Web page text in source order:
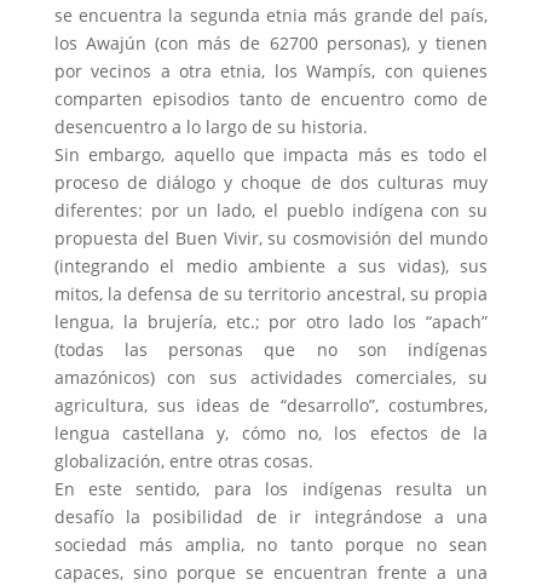
se encuentra la segunda etnia más grande del país,
los Awajún (con más de 62700 personas), y tienen
por vecinos a otra etnia, los Wampís, con quienes
comparten episodios tanto de encuentro como de
desencuentro a lo largo de su historia.
Sin embargo, aquello que impacta más es todo el
proceso de diálogo y choque de dos culturas muy
diferentes: por un lado, el pueblo indígena con su
propuesta del Buen Vivir, su cosmovisión del mundo
(integrando el medio ambiente a sus vidas), sus
mitos, la defensa de su territorio ancestral, su propia
lengua, la brujería, etc.; por otro lado los “apach”
(todas las personas que no son indígenas
amazónicos) con sus actividades comerciales, su
agricultura, sus ideas de “desarrollo”, costumbres,
lengua castellana y, cómo no, los efectos de la
globalización, entre otras cosas.
En este sentido, para los indígenas resulta un
desafío la posibilidad de ir integrándose a una
sociedad más amplia, no tanto porque no sean
capaces, sino porque se encuentran frente a una